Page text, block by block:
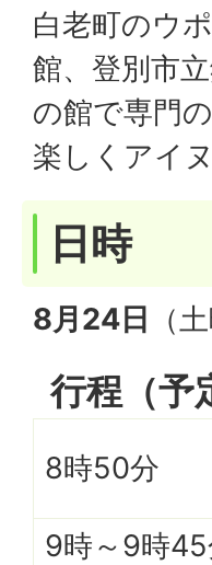
白老町のウ
館、登別市
の館で専門
楽しくアイ
日時
8月24日 （
行程（予
8時50分
9時～9時